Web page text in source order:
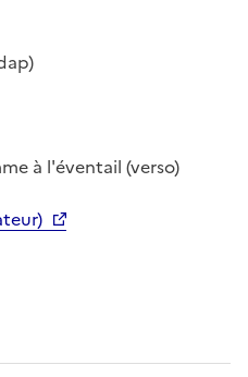
à l'éventail (verso)